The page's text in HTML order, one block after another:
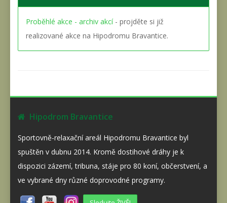
Proběhlé akce - archiv akcí- projděte si již
realizované akce na Hipodromu Bravantice.
Hipodrom Bravantice
Sportovně-relaxační areál Hipodromu Bravantice byl
spuštěn v dubnu 2014. Kromě dostihové dráhy je k
dispozici zázemí, tribuna, stáje pro 80 koní, občerstvení, a
ve vybrané dny různé doprovodné programy.